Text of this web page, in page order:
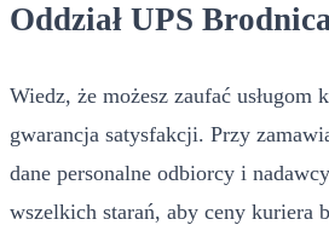
Oddział UPS
Wiedz, że możesz zaufać usługom
gwarancja satysfakcji. Przy
dane personalne odbiorcy i
wszelkich starań, aby ceny kuriera